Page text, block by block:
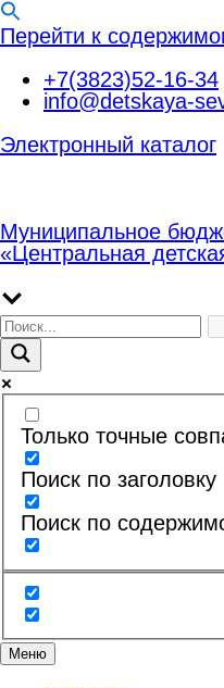
Перейти к
+7(3823)52-16-34
info@detskaya-
Электронный каталог
Муниципальное
«Центральная
Только точные
Поиск по заголовку
Поиск по
Меню